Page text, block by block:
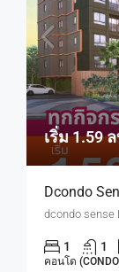
เริ่ม 1.59
1 1
คอนโด